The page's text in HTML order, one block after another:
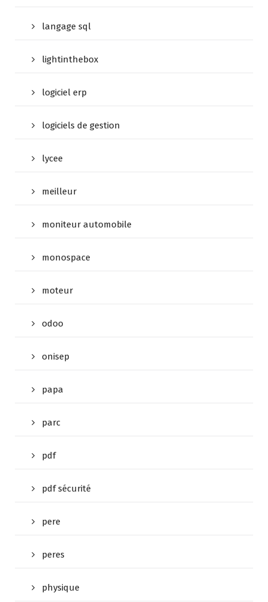
langage sql
lightinthebox
logiciel erp
logiciels de gestion
lycee
meilleur
moniteur automobile
monospace
moteur
odoo
onisep
papa
parc
pdf
pdf sécurité
pere
peres
physique